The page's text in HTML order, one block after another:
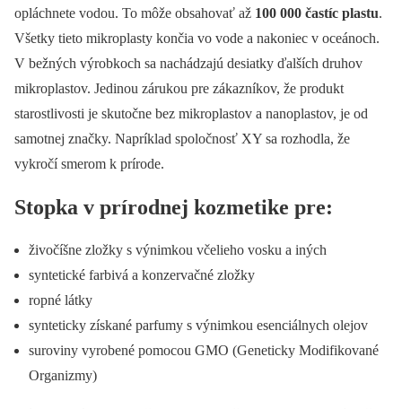
opláchnete vodou. To môže obsahovať až 100 000 častíc plastu.
Všetky tieto mikroplasty končia vo vode a nakoniec v oceánoch.
V bežných výrobkoch sa nachádzajú desiatky ďalších druhov
mikroplastov. Jedinou zárukou pre zákazníkov, že produkt
starostlivosti je skutočne bez mikroplastov a nanoplastov, je od
samotnej značky. Napríklad spoločnosť XY sa rozhodla, že
vykročí smerom k prírode.
Stopka v prírodnej kozmetike pre:
živočíšne zložky s výnimkou včelieho vosku a iných
syntetické farbivá a konzervačné zložky
ropné látky
synteticky získané parfumy s výnimkou esenciálnych olejov
suroviny vyrobené pomocou GMO (Geneticky Modifikované
Organizmy)